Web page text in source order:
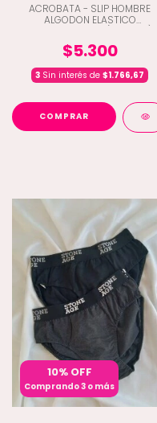
ACROBATA - SLIP HOMBRE
ALGODON ELASTICO
$5.300
3 Sin interés de $1.766,67
COMPRAR
10% OFF
Comprando 3 o más